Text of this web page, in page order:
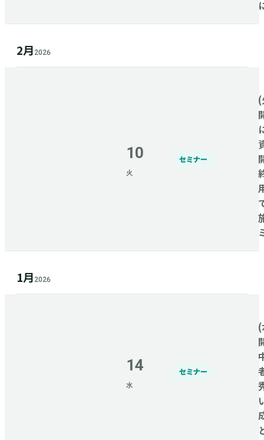
2月 2026
10
火
セミナー
1月 2026
14
水
セミナー